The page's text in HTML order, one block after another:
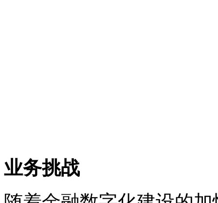
业务挑战